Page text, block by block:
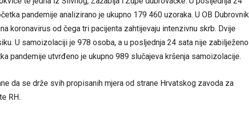
pandemije analizirano je ukupno 179 460 uzoraka. U OB Dubrovnik
koronavirus od čega tri pacijenta zahtijevaju intenzivnu skrb. Dvije
U samoizolaciji je 978 osoba, a u posljednja 24 sata nije zabilježeno
pandemije utvrđeno je ukupno 989 slučajeva kršenja samoizolacije.
da se drže svih propisanih mjera od strane Hrvatskog zavoda za
RH.